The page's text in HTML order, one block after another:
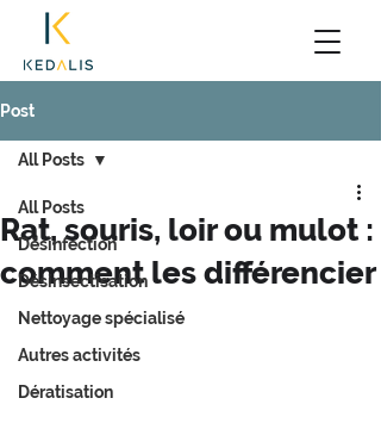
Post
All Posts
Désinfection
Désinsectisation
Nettoyage spécialisé
Autres activités
Dératisation
All Posts
Rat, souris, loir ou mulot :
comment les différencier